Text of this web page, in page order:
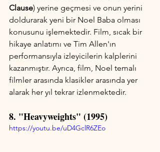
Clause) yerine geçmesi ve onun yerini
doldurarak yeni bir Noel Baba olması
konusunu işlemektedir. Film, sıcak bir
hikaye anlatımı ve Tim Allen'ın
performansıyla izleyicilerin kalplerini
kazanmıştır. Ayrıca, film, Noel temalı
filmler arasında klasikler arasında yer
alarak her yıl tekrar izlenmektedir.
8. "Heavyweights" (1995)
https://youtu.be/uD4GclR6ZEo